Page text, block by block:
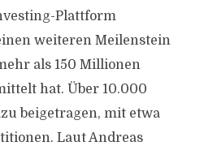
Plattform
weiteren Meilenstein
als 150 Millionen
hat. Über 10.000
beigetragen, mit etwa
Laut Andreas